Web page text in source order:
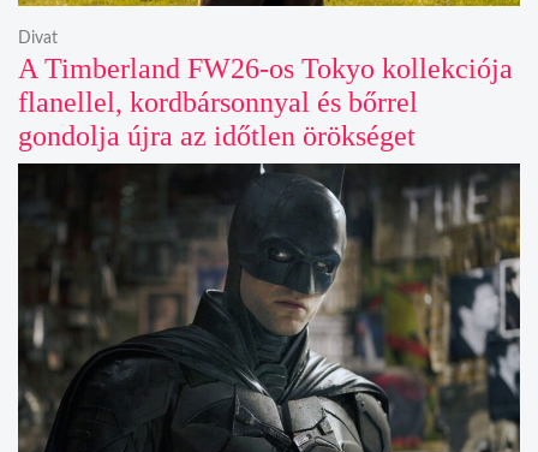
A Timberland FW26-os Tokyo kollekciója
flanellel, kordbársonnyal és bőrrel
gondolja újra az időtlen örökséget
Divat